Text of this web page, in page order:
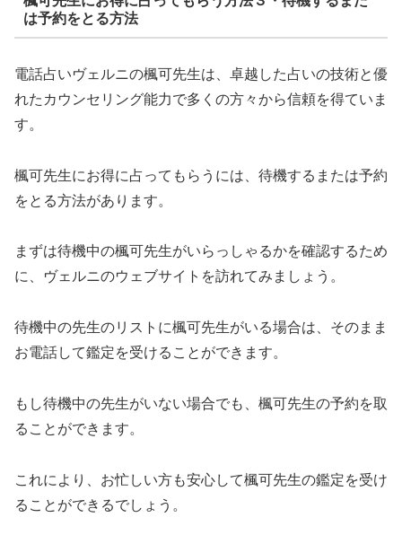
は予約をとる方法
電話占いヴェルニの楓可先生は、卓越した占いの技術と優
れたカウンセリング能力で多くの方々から信頼を得ていま
す。
楓可先生にお得に占ってもらうには、待機するまたは予約
をとる方法があります。
まずは待機中の楓可先生がいらっしゃるかを確認するため
に、ヴェルニのウェブサイトを訪れてみましょう。
待機中の先生のリストに楓可先生がいる場合は、そのまま
お電話して鑑定を受けることができます。
もし待機中の先生がいない場合でも、楓可先生の予約を取
ることができます。
これにより、お忙しい方も安心して楓可先生の鑑定を受け
ることができるでしょう。